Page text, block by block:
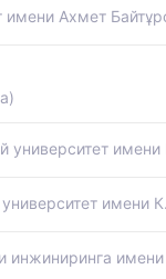
имени Ахмет
университет
инжиниринга